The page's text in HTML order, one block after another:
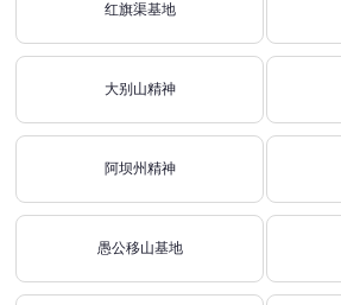
红旗渠基地
大别山精神
阿坝州精神
愚公移山基地